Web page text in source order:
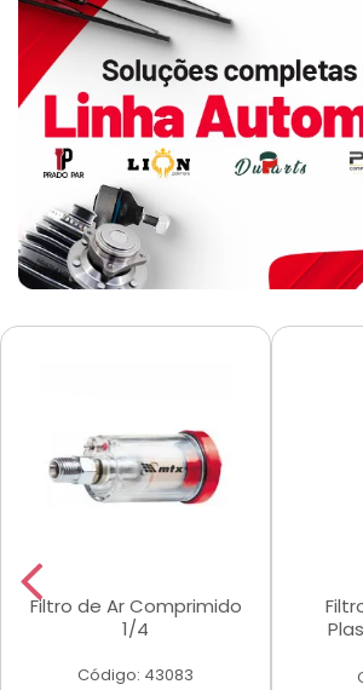
Filtro de Ar Comprimido
1/4
Código: 43083